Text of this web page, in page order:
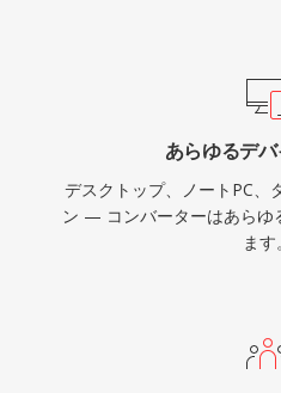
あらゆるデ
デスクトップ、ノートPC、
ン — コンバーターはあらゆ
ます。